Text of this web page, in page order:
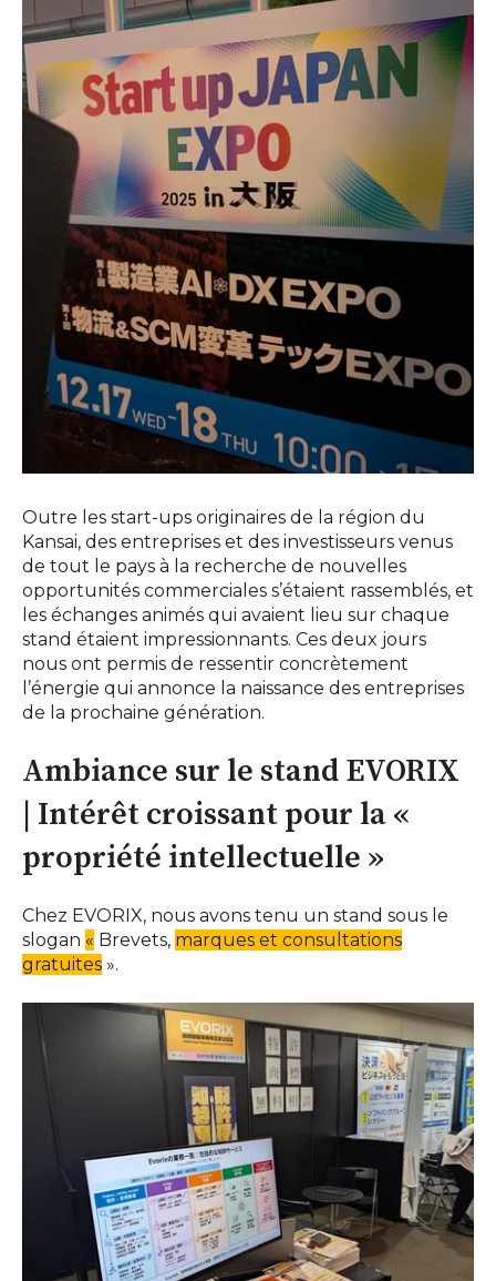
Outre les start-ups originaires de la région du
Kansai, des entreprises et des investisseurs venus
de tout le pays à la recherche de nouvelles
opportunités commerciales s’étaient rassemblés, et
les échanges animés qui avaient lieu sur chaque
stand étaient impressionnants. Ces deux jours
nous ont permis de ressentir concrètement
l’énergie qui annonce la naissance des entreprises
de la prochaine génération.
Ambiance sur le stand EVORIX
| Intérêt croissant pour la «
propriété intellectuelle »
Chez EVORIX, nous avons tenu un stand sous le
slogan « Brevets, marques et consultations
gratuites ».